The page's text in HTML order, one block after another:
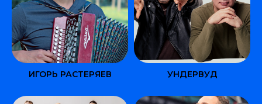
ИГОРЬ РАСТЕРЯЕВ УНДЕРВУД